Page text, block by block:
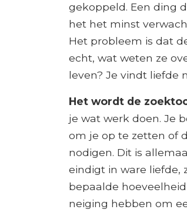
gekoppeld. Een ding
het het minst
Het probleem is dat
echt, wat weten ze
leven? Je vindt liefde
Het wordt de
je wat werk doen. Je
om je op te zetten of
nodigen. Dit is
eindigt in ware liefde,
bepaalde
neiging hebben om